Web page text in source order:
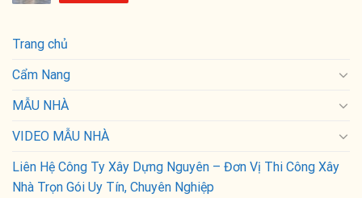
Trang chủ
Cẩm Nang
MẪU NHÀ
VIDEO MẪU NHÀ
Liên Hệ Công Ty Xây Dựng Nguyên – Đơn Vị Thi Công Xây
Nhà Trọn Gói Uy Tín, Chuyên Nghiệp